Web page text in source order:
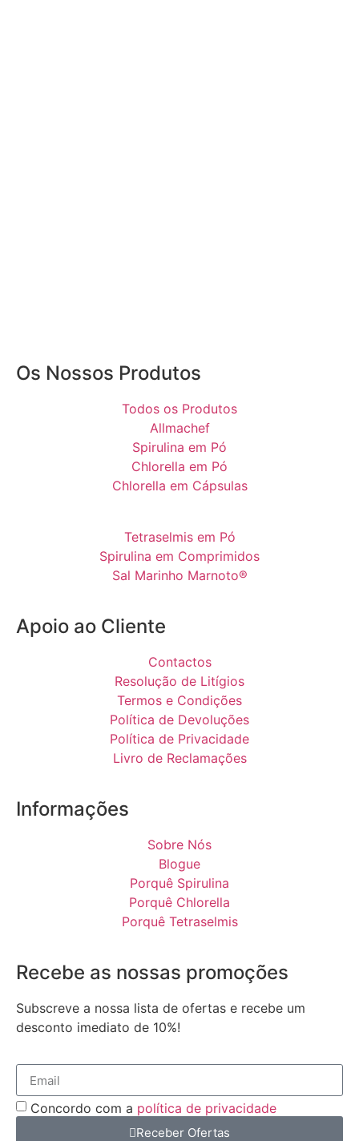
Os Nossos Produtos
Todos os Produtos
Allmachef
Spirulina em Pó
Chlorella em Pó
Chlorella em Cápsulas
Tetraselmis em Pó
Spirulina em Comprimidos
Sal Marinho Marnoto®
Apoio ao Cliente
Contactos
Resolução de Litígios
Termos e Condições
Política de Devoluções
Política de Privacidade
Livro de Reclamações
Informações
Sobre Nós
Blogue
Porquê Spirulina
Porquê Chlorella
Porquê Tetraselmis
Recebe as nossas promoções
Subscreve a nossa lista de ofertas e recebe um
desconto imediato de 10%!
Concordo com a política de privacidade
Receber Ofertas